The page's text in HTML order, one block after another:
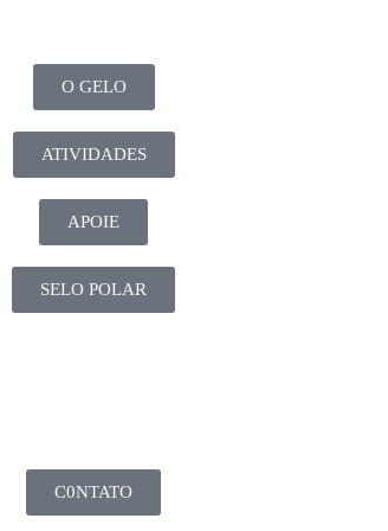
O GELO
ATIVIDADES
APOIE
SELO POLAR
C0NTATO